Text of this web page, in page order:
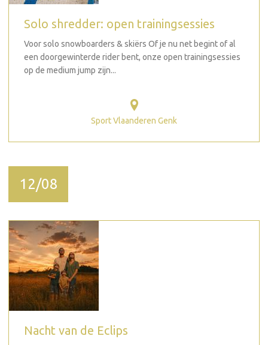
Solo shredder: open trainingsessies
Voor solo snowboarders & skiërs Of je nu net begint of al
een doorgewinterde rider bent, onze open trainingsessies
op de medium jump zijn...
Sport Vlaanderen Genk
12/08
Nacht van de Eclips